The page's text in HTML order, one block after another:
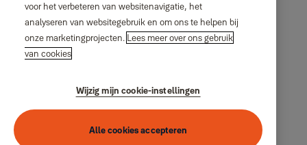
© ASSA ABLOY
Algemene voorwaarden
ASSA ABLOY Group
voor het verbeteren van websitenavigatie, het
analyseren van websitegebruik en om ons te helpen bij
onze marketingprojecten. Lees meer over ons gebruik
van cookies
Wijzig mijn cookie-instellingen
Alle cookies accepteren